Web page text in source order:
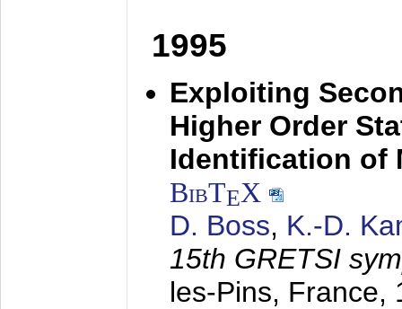
1995
Exploiting
Higher Order
Identification of
BibTEX
D. Boss, K.-D.
15th GRETSI
les-Pins, France,